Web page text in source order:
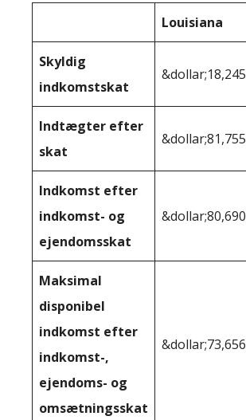
Louisiana
Skyldig
indkomstskat
&dollar;18,245
Indtægter efter
skat
&dollar;81,755
Indkomst efter
indkomst- og
ejendomsskat
&dollar;80,690
Maksimal
disponibel
indkomst efter
indkomst-,
ejendoms- og
omsætningsskat
&dollar;73,656